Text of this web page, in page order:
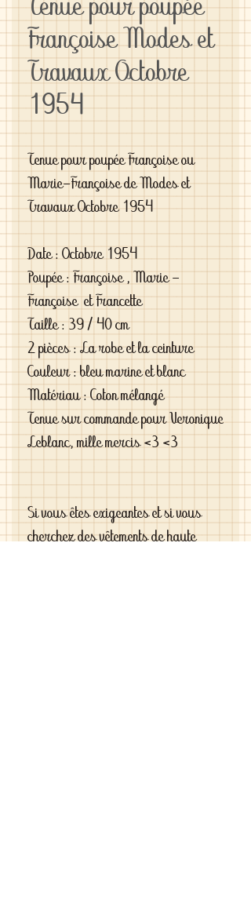
Tenue pour poupée
Françoise Modes et
Travaux Octobre
1954
Tenue pour poupée Françoise ou
Marie-Françoise de Modes et
Travaux Octobre 1954
Date : Octobre 1954
Poupée : Françoise , Marie -
Françoise et Francette
Taille : 39 / 40 cm
2 pièces : La robe et la ceinture
Couleur : bleu marine et blanc
Matériau : Coton mélangé
Tenue sur commande pour Veronique
Leblanc, mille mercis <3 <3
Si vous êtes exigeantes et si vous
cherchez des vêtements de haute